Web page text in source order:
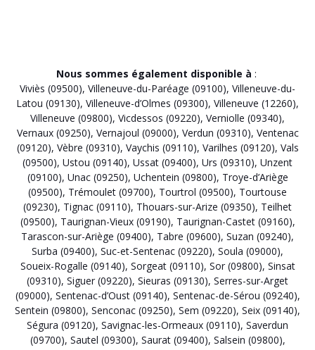
Nous sommes également disponible à :
Viviès (09500), Villeneuve-du-Paréage (09100), Villeneuve-du-
Latou (09130), Villeneuve-d’Olmes (09300), Villeneuve (12260),
Villeneuve (09800), Vicdessos (09220), Verniolle (09340),
Vernaux (09250), Vernajoul (09000), Verdun (09310), Ventenac
(09120), Vèbre (09310), Vaychis (09110), Varilhes (09120), Vals
(09500), Ustou (09140), Ussat (09400), Urs (09310), Unzent
(09100), Unac (09250), Uchentein (09800), Troye-d’Ariège
(09500), Trémoulet (09700), Tourtrol (09500), Tourtouse
(09230), Tignac (09110), Thouars-sur-Arize (09350), Teilhet
(09500), Taurignan-Vieux (09190), Taurignan-Castet (09160),
Tarascon-sur-Ariège (09400), Tabre (09600), Suzan (09240),
Surba (09400), Suc-et-Sentenac (09220), Soula (09000),
Soueix-Rogalle (09140), Sorgeat (09110), Sor (09800), Sinsat
(09310), Siguer (09220), Sieuras (09130), Serres-sur-Arget
(09000), Sentenac-d’Oust (09140), Sentenac-de-Sérou (09240),
Sentein (09800), Senconac (09250), Sem (09220), Seix (09140),
Ségura (09120), Savignac-les-Ormeaux (09110), Saverdun
(09700), Sautel (09300), Saurat (09400), Salsein (09800),